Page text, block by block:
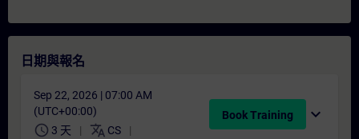
日期與報名
Sep 22, 2026 | 07:00 AM
(UTC+00:00)
schedule 3 天 translate CS
Book Training expand_more